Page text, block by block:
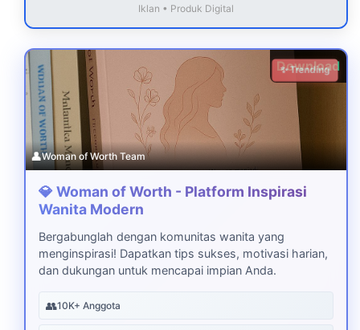
Iklan • Produk Digital
Download
✨ Trending
👤Woman of Worth Team
💎 Woman of Worth - Platform Inspirasi
Wanita Modern
Bergabunglah dengan komunitas wanita yang
menginspirasi! Dapatkan tips sukses, motivasi harian,
dan dukungan untuk mencapai impian Anda.
👥10K+ Anggota